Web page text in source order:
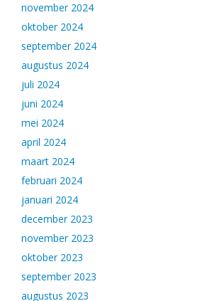
november 2024
oktober 2024
september 2024
augustus 2024
juli 2024
juni 2024
mei 2024
april 2024
maart 2024
februari 2024
januari 2024
december 2023
november 2023
oktober 2023
september 2023
augustus 2023